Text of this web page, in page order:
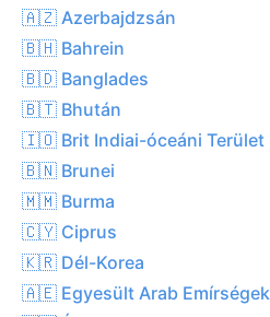
🇦🇿 Azerbajdzsán
🇧🇭 Bahrein
🇧🇩 Banglades
🇧🇹 Bhután
🇮🇴 Brit Indiai-óceáni Terület
🇧🇳 Brunei
🇲🇲 Burma
🇨🇾 Ciprus
🇰🇷 Dél-Korea
🇦🇪 Egyesült Arab Emírségek